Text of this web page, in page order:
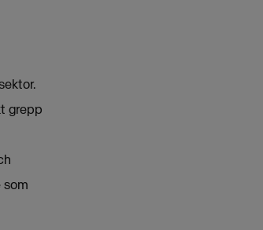
grepp